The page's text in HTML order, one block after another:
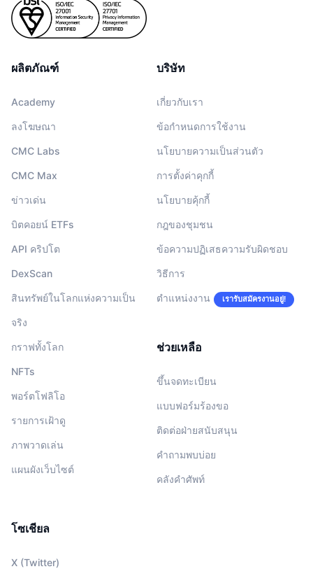
ผลิตภัณฑ์
Academy
ลงโฆษณา
CMC Labs
CMC Max
ข่าวเด่น
บิตคอยน์ ETFs
API คริปโต
DexScan
สินทรัพย์ในโลกแห่งความเป็น
จริง
กราฟทั้งโลก
NFTs
พอร์ตโฟลิโอ
รายการเฝ้าดู
ภาพวาดเล่น
แผนผังเว็บไซต์
บริษัท
เกี่ยวกับเรา
ข้อกำหนดการใช้งาน
นโยบายความเป็นส่วนตัว
การตั้งค่าคุกกี้
นโยบายคุ้กกี้
กฎของชุมชน
ข้อความปฏิเสธความรับผิดชอบ
วิธีการ
ตำแหน่งงาน เรารับสมัครงานอยู่!
ช่วยเหลือ
ขึ้นจดทะเบียน
แบบฟอร์มร้องขอ
ติดต่อฝ่ายสนับสนุน
คำถามพบบ่อย
คลังคำศัพท์
โซเชียล
X (Twitter)